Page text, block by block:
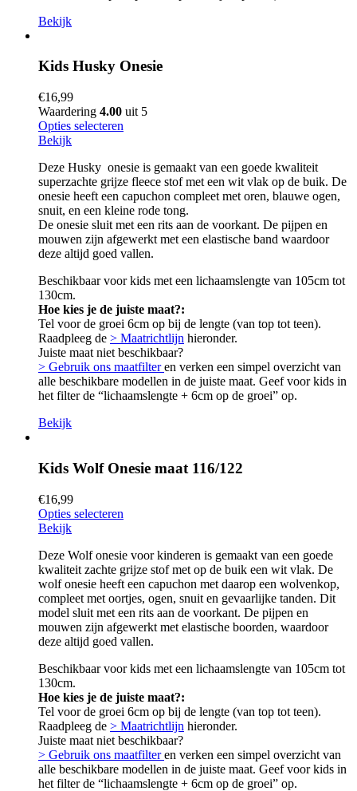
Bekijk
Kids Husky Onesie
€16,99
Waardering 4.00 uit 5
Opties selecteren
Bekijk
Deze Husky onesie is gemaakt van een goede kwaliteit
superzachte grijze fleece stof met een wit vlak op de buik. De
onesie heeft een capuchon compleet met oren, blauwe ogen,
snuit, en een kleine rode tong.
De onesie sluit met een rits aan de voorkant. De pijpen en
mouwen zijn afgewerkt met een elastische band waardoor
deze altijd goed vallen.
Beschikbaar voor kids met een lichaamslengte van 105cm tot
130cm.
Hoe kies je de juiste maat?:
Tel voor de groei 6cm op bij de lengte (van top tot teen).
Raadpleeg de > Maatrichtlijn hieronder.
Juiste maat niet beschikbaar?
> Gebruik ons maatfilteren verken een simpel overzicht van
alle beschikbare modellen in de juiste maat. Geef voor kids in
het filter de “lichaamslengte + 6cm op de groei” op.
Bekijk
Kids Wolf Onesie maat 116/122
€16,99
Opties selecteren
Bekijk
Deze Wolf onesie voor kinderen is gemaakt van een goede
kwaliteit zachte grijze stof met op de buik een wit vlak. De
wolf onesie heeft een capuchon met daarop een wolvenkop,
compleet met oortjes, ogen, snuit en gevaarlijke tanden. Dit
model sluit met een rits aan de voorkant. De pijpen en
mouwen zijn afgewerkt met elastische boorden, waardoor
deze altijd goed vallen.
Beschikbaar voor kids met een lichaamslengte van 105cm tot
130cm.
Hoe kies je de juiste maat?:
Tel voor de groei 6cm op bij de lengte (van top tot teen).
Raadpleeg de > Maatrichtlijn hieronder.
Juiste maat niet beschikbaar?
> Gebruik ons maatfilteren verken een simpel overzicht van
alle beschikbare modellen in de juiste maat. Geef voor kids in
het filter de “lichaamslengte + 6cm op de groei” op.